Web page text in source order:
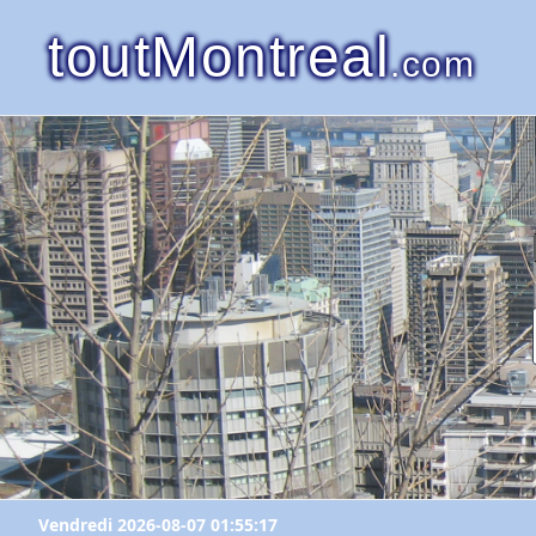
toutMontreal.com
Vendredi 2026-08-07 01:55:17